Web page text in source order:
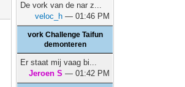
De vork van de nar z...
veloc_h — 01:46 PM
vork Challenge Taifun
demonteren
Er staat mij vaag bi...
Jeroen S — 01:42 PM